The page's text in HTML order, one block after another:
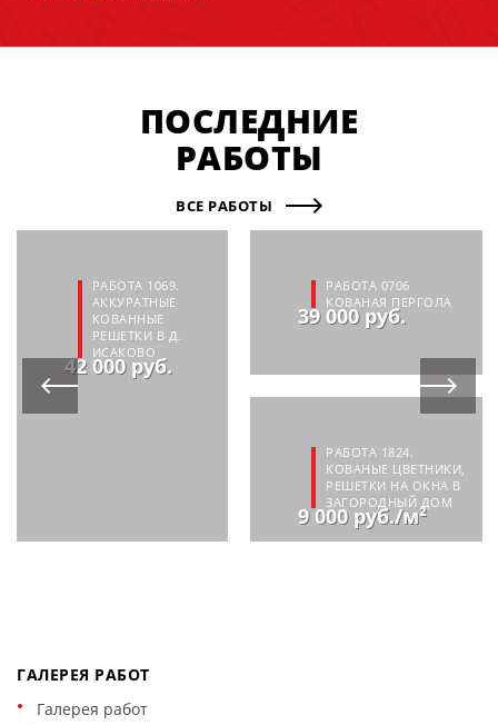
ПОСЛЕДНИЕ
РАБОТЫ
ВСЕ РАБОТЫ
РАБОТА 1069.
АККУРАТНЫЕ
КОВАННЫЕ
РЕШЕТКИ В Д.
ИСАКОВО
42 000 руб.
РАБОТА 0706
КОВАНАЯ ПЕРГОЛА
39 000 руб.
РАБОТА 1824.
КОВАНЫЕ ЦВЕТНИКИ,
РЕШЕТКИ НА ОКНА В
ЗАГОРОДНЫЙ ДОМ
9 000 руб./м²
ГАЛЕРЕЯ РАБОТ
Галерея работ